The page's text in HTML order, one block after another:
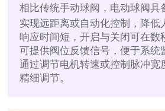
相比传统手动球阀，电动球阀具
实现远距离或自动化控制，降低
响应时间短，开启与关闭可在数
可提供阀位反馈信号，便于系统
通过调节电机转速或控制脉冲宽
精细调节。